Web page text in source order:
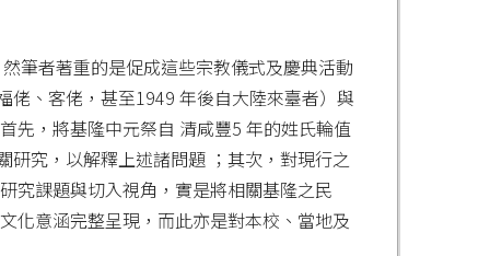
筆者著重的是促成這些宗教儀式及慶典活動
、客佬，甚至1949 年後自大陸來臺者）與
先，將基隆中元祭自 清咸豐5 年的姓氏輪值
究，以解釋上述諸問題 ；其次，對現行之
究課題與切入視角，實是將相關基隆之民
化意涵完整呈現，而此亦是對本校、當地及